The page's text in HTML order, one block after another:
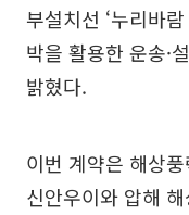
부설치선 ‘누리바
박을 활용한 운송·
밝혔다.
이번 계약은 해상
신안우이와 압해